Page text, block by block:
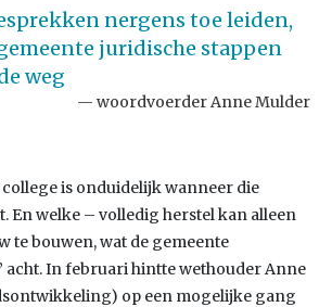
nergens toe leiden,
juridische stappen
weg
woordvoerder Anne Mulder
is onduidelijk wanneer die
En welke – volledig herstel kan alleen
te bouwen, wat de gemeente
acht. In februari hintte wethouder Anne
op een mogelijke gang